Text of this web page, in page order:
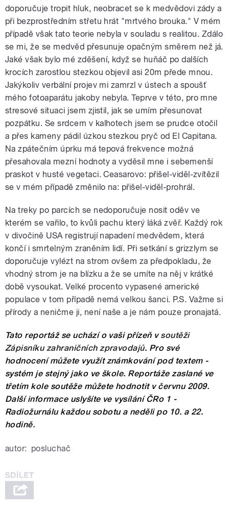
doporučuje tropit hluk, neobracet se k medvědovi zády a
při bezprostředním střetu hrát "mrtvého brouka." V mém
případě však tato teorie nebyla v souladu s realitou. Zdálo
se mi, že se medvěd přesunuje opačným směrem než já.
Jaké však bylo mé zděšení, když se huňáč po dalších
krocích zarostlou stezkou objevil asi 20m přede mnou.
Jakýkoliv verbální projev mi zamrzl v ústech a spoušť
mého fotoaparátu jakoby nebyla. Teprve v této, pro mne
stresové situaci jsem zjistil, jak se umím přesunovat
pozpátku. Se srdcem v kalhotech jsem se prudce otočil
a přes kameny pádil úzkou stezkou pryč od El Capitana.
Na zpátečním úprku má tepová frekvence možná
přesahovala mezní hodnoty a vyděsil mne i sebemenší
praskot v husté vegetaci. Ceasarovo: přišel-viděl-zvítězil
se v mém případě změnilo na: přišel-viděl-prohrál.
Na treky po parcích se nedoporučuje nosit oděv ve
kterém se vařilo, to kvůli pachu který láká zvěř. Každý rok
v divočině USA registrují napadení medvědem, která
končí i smrtelným zraněním lidí. Při setkání s grizzlym se
doporučuje vylézt na strom ovšem za předpokladu, že
vhodný strom je na blízku a že se umíte na něj v krátké
době vysoukat. Velké procento vypasené americké
populace v tom případě nemá velkou šanci. P.S. Važme si
přírody a neničme ji, není naše a je nám pouze pronajatá.
Tato reportáž se uchází o vaši přízeň v soutěži
Zápisníku zahraničních zpravodajů. Pro své
hodnocení můžete využít známkování pod textem -
systém je stejný jako ve škole. Reportáže zaslané ve
třetím kole soutěže můžete hodnotit v červnu 2009.
Další informace uslyšíte ve vysílání ČRo 1 -
Radiožurnálu každou sobotu a neděli po 10. a 22.
hodině.
autor: posluchač